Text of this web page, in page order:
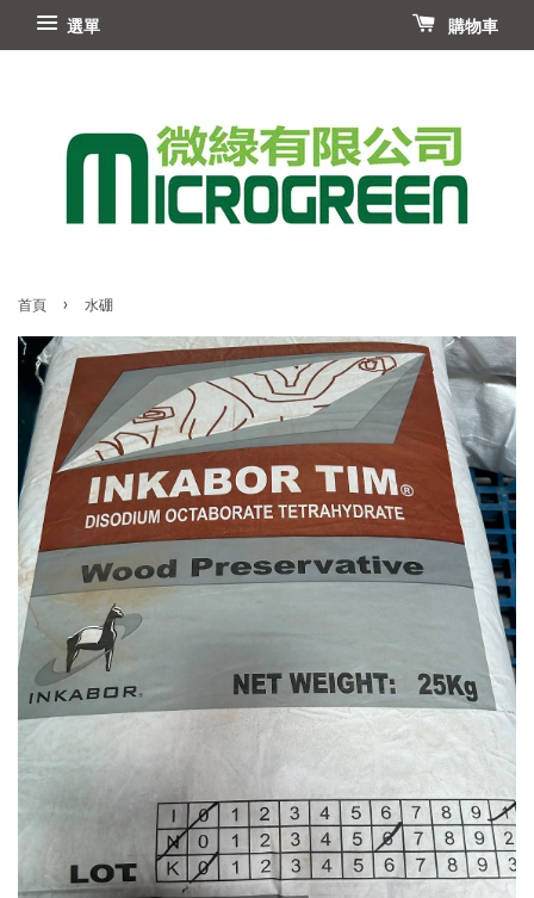
選單 購物車
首頁 › 水硼